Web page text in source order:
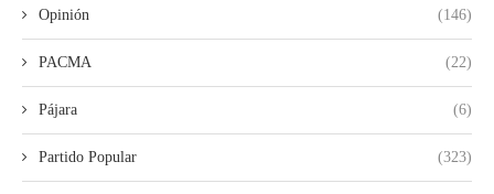
Opinión (146)
PACMA (22)
Pájara (6)
Partido Popular (323)